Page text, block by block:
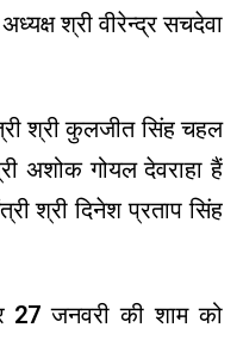
श्री वीरेन्द्र सचदेवा
श्री कुलजीत सिंह चहल
अशोक गोयल देवराहा हैं
श्री दिनेश प्रताप सिंह
27 जनवरी की शाम को